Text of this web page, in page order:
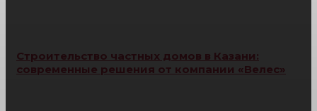
Строительство частных домов в Казани:
современные решения от компании «Велес»